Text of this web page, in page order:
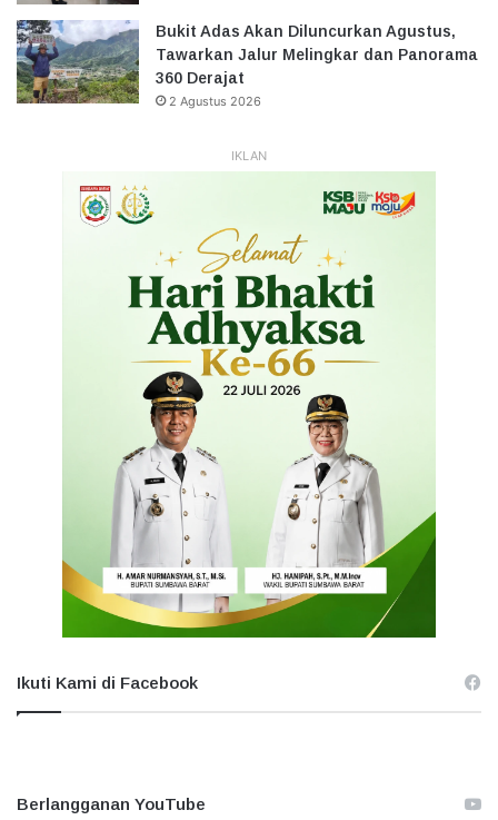
Bukit Adas Akan Diluncurkan Agustus,
Tawarkan Jalur Melingkar dan Panorama
360 Derajat
2 Agustus 2026
IKLAN
Ikuti Kami di Facebook
Berlangganan YouTube